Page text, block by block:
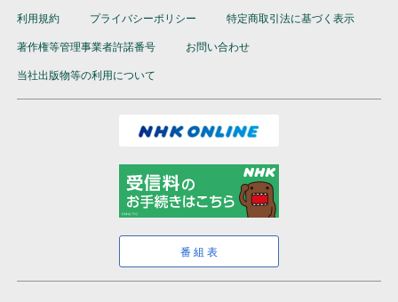
利用規約 プライバシーポリシー 特定商取引法に基づく表示
著作権等管理事業者許諾番号 お問い合わせ
当社出版物等の利用について
番組表